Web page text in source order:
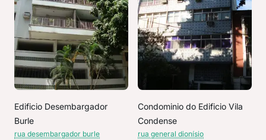
Edificio Desembargador
Burle
rua desembargador burle
Condominio do Edificio Vila
Condense
rua general dionísio